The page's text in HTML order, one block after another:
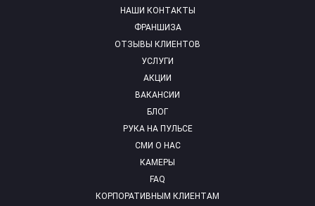
НАШИ КОНТАКТЫ
ФРАНШИЗА
ОТЗЫВЫ КЛИЕНТОВ
УСЛУГИ
АКЦИИ
ВАКАНСИИ
БЛОГ
РУКА НА ПУЛЬСЕ
СМИ О НАС
КАМЕРЫ
FAQ
КОРПОРАТИВНЫМ КЛИЕНТАМ